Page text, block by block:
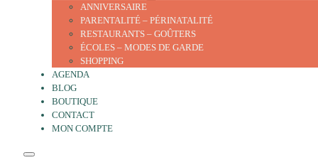
ANNIVERSAIRE
PARENTALITÉ – PÉRINATALITÉ
RESTAURANTS – GOÛTERS
ÉCOLES – MODES DE GARDE
SHOPPING
AGENDA
BLOG
BOUTIQUE
CONTACT
MON COMPTE